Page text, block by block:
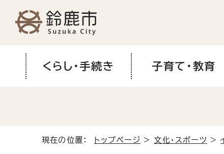
くらし・手続き 子育て・教育
現在の位置： トップページ > 文化・スポーツ >